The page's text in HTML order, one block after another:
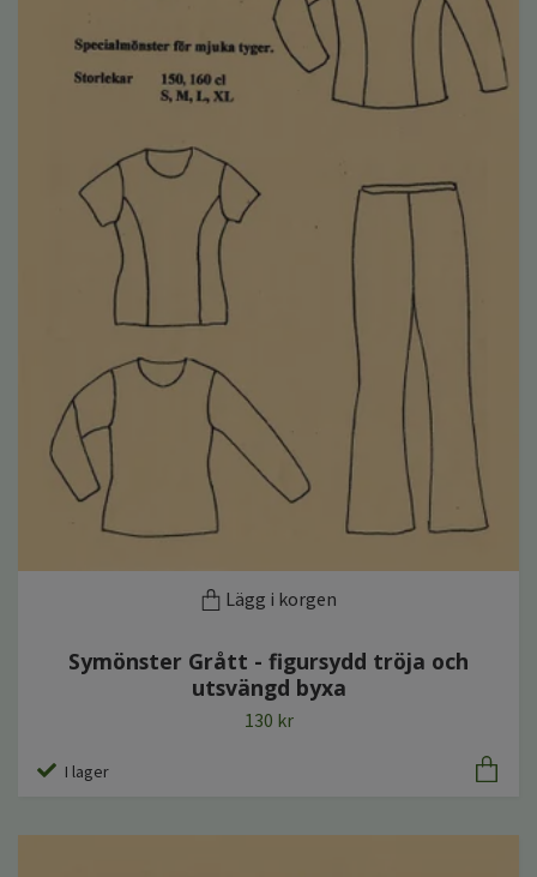
Lägg i korgen
Symönster Grått - figursydd tröja och
utsvängd byxa
130 kr
I lager